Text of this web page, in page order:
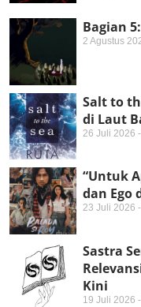
Bagian
2 Agustus
Salt to
di Laut
26 Juli 2026
“Untuk
dan Ego
23 Juli 2026
Sastra
Kini
19 Juli 2026